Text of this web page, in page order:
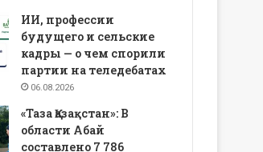
ИИ, профессии
будущего и сельские
кадры — о чем спорили
партии на теледебатах
06.08.2026
«Таза Қазақстан»: В
области Абай
составлено 7 786